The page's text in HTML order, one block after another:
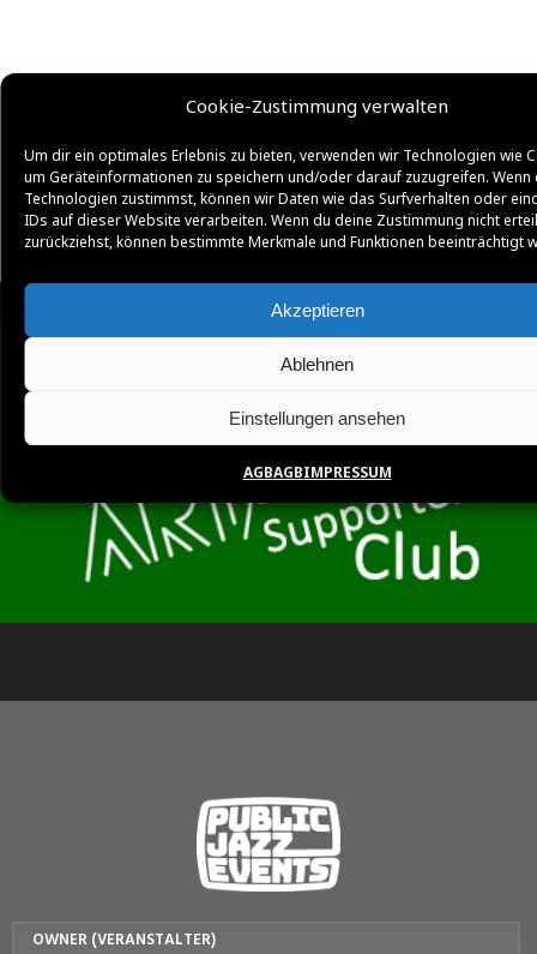
Cookie-Zustimmung verwalten
Um dir ein optimales Erlebnis zu bieten, verwenden wir Technologien wie
um Geräteinformationen zu speichern und/oder darauf zuzugreifen. Wenn
Technologien zustimmst, können wir Daten wie das Surfverhalten oder
IDs auf dieser Website verarbeiten. Wenn du deine Zustimmung nicht
zurückziehst, können bestimmte Merkmale und Funktionen beeinträchtigt
Akzeptieren
Ablehnen
Einstellungen ansehen
AGBAGBIMPRESSUM
OWNER (VERANSTALTER)